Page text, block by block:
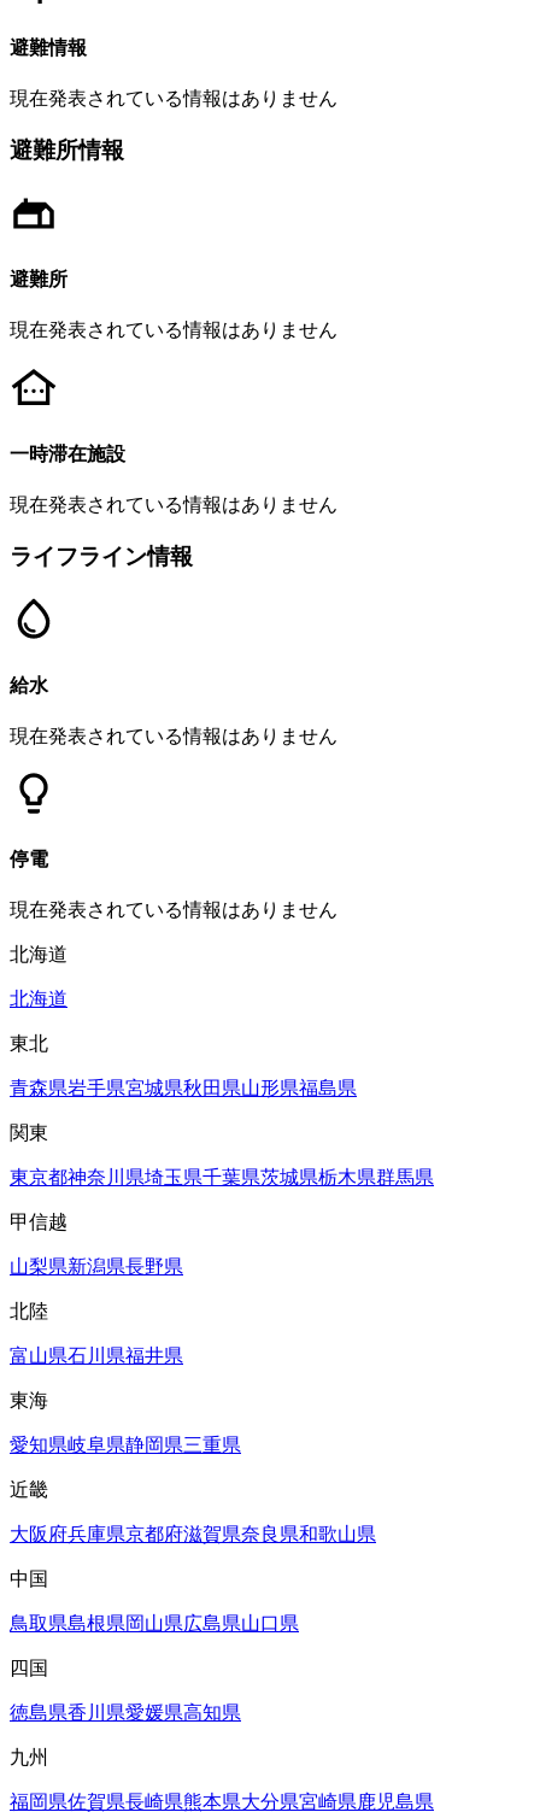
避難情報
現在発表されている情報はありません
避難所情報
避難所
現在発表されている情報はありません
一時滞在施設
現在発表されている情報はありません
ライフライン情報
給水
現在発表されている情報はありません
停電
現在発表されている情報はありません
北海道
北海道
東北
青森県岩手県宮城県秋田県山形県福島県
関東
東京都神奈川県埼玉県千葉県茨城県栃木県群馬県
甲信越
山梨県新潟県長野県
北陸
富山県石川県福井県
東海
愛知県岐阜県静岡県三重県
近畿
大阪府兵庫県京都府滋賀県奈良県和歌山県
中国
鳥取県島根県岡山県広島県山口県
四国
徳島県香川県愛媛県高知県
九州
福岡県佐賀県長崎県熊本県大分県宮崎県鹿児島県